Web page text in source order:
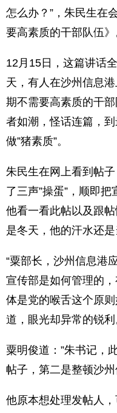
怎么办？”，朱民生在
要高素质的干部队伍》
12月15日，这篇讲话
天，有人在沙州信息
期不需要高素质的干
者如潮，怪话连篇，
做”猪素质”。
朱民生在网上看到帖
了三声”操蛋”，顺即
他看一看此帖以及跟
是冬天，他的汗水还是
“粟部长，沙州信息港
宣传部是如何管理的
体是党的喉舌这个原
道，眼光却异常的锐利
粟明俊道：”朱书记，
帖子，第二是整顿沙州
他原本想处理发帖人